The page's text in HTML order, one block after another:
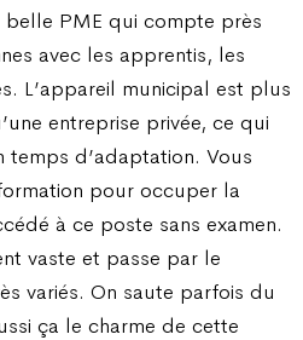
PME qui compte près
avec les apprentis, les
L’appareil municipal est plus
entreprise privée, ce qui
temps d’adaptation. Vous
pour occuper la
à ce poste sans examen.
vaste et passe par le
variés. On saute parfois du
ça le charme de cette